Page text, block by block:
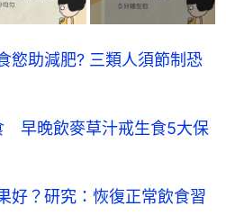
慾助減肥? 三類人須節制恐
早晚飲麥草汁戒生食5大保
好？研究：恢復正常飲食習